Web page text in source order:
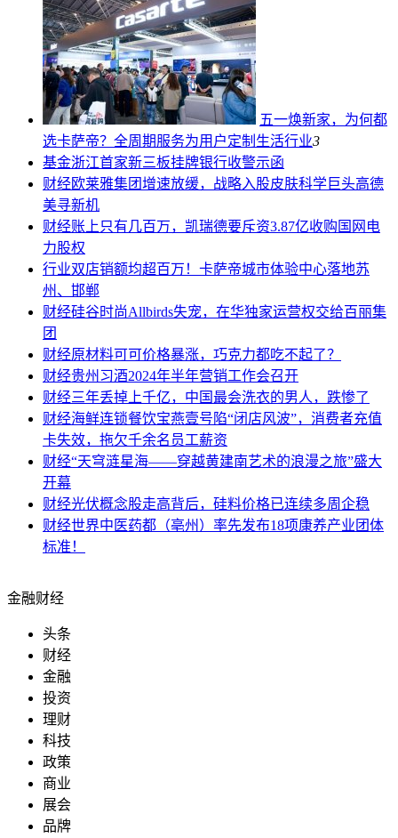
五一焕新家，为何都
选卡萨帝？全周期服务为用户定制生活行业3
基金浙江首家新三板挂牌银行收警示函
财经欧莱雅集团增速放缓，战略入股皮肤科学巨头高德
美寻新机
财经账上只有几百万，凯瑞德要斥资3.87亿收购国网电
力股权
行业双店销额均超百万！卡萨帝城市体验中心落地苏
州、邯郸
财经硅谷时尚Allbirds失宠，在华独家运营权交给百丽集
团
财经原材料可可价格暴涨，巧克力都吃不起了？
财经贵州习酒2024年半年营销工作会召开
财经三年丢掉上千亿，中国最会洗衣的男人，跌惨了
财经海鲜连锁餐饮宝燕壹号陷“闭店风波”，消费者充值
卡失效，拖欠千余名员工薪资
财经“天穹涟星海——穿越黄建南艺术的浪漫之旅”盛大
开幕
财经光伏概念股走高背后，硅料价格已连续多周企稳
财经世界中医药都（亳州）率先发布18项康养产业团体
标准！
金融财经
头条
财经
金融
投资
理财
科技
政策
商业
展会
品牌